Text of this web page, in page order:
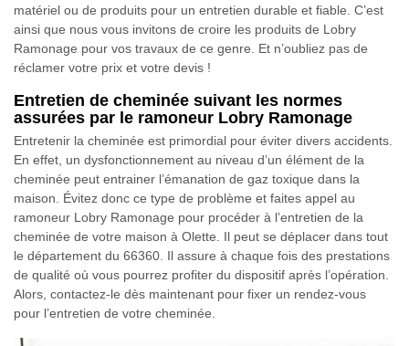
matériel ou de produits pour un entretien durable et fiable. C’est
ainsi que nous vous invitons de croire les produits de Lobry
Ramonage pour vos travaux de ce genre. Et n’oubliez pas de
réclamer votre prix et votre devis !
Entretien de cheminée suivant les normes
assurées par le ramoneur Lobry Ramonage
Entretenir la cheminée est primordial pour éviter divers accidents.
En effet, un dysfonctionnement au niveau d’un élément de la
cheminée peut entrainer l’émanation de gaz toxique dans la
maison. Évitez donc ce type de problème et faites appel au
ramoneur Lobry Ramonage pour procéder à l’entretien de la
cheminée de votre maison à Olette. Il peut se déplacer dans tout
le département du 66360. Il assure à chaque fois des prestations
de qualité où vous pourrez profiter du dispositif après l’opération.
Alors, contactez-le dès maintenant pour fixer un rendez-vous
pour l’entretien de votre cheminée.